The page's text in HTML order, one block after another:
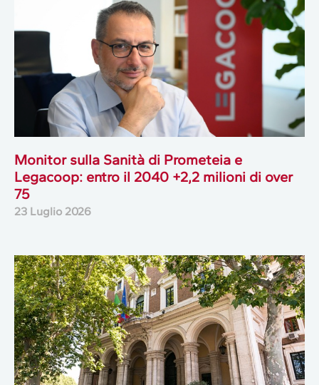
Monitor sulla Sanità di Prometeia e
Legacoop: entro il 2040 +2,2 milioni di over
75
23 Luglio 2026